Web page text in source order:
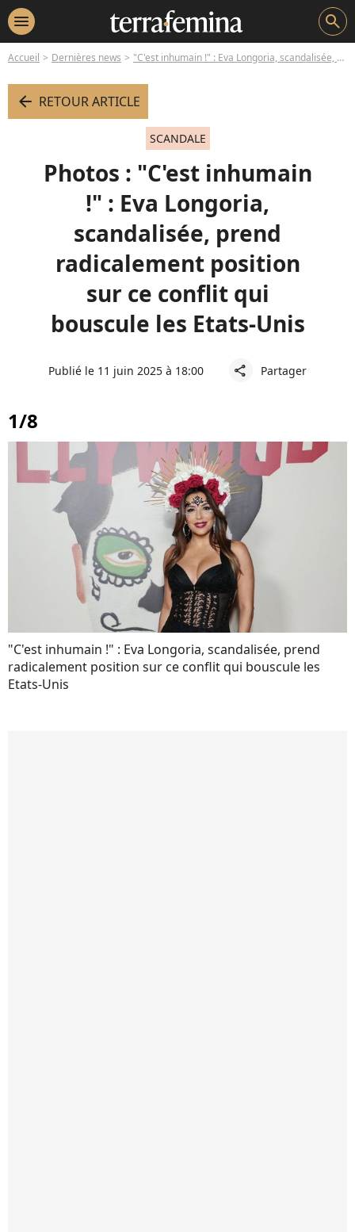
menu search
Accueil Dernières news "C'est inhumain !" : Eva Longoria, scandalisée, prend radicalement position sur ce conflit qui bouscule les Etats-Unis
arrow_left RETOUR ARTICLE
SCANDALE
Photos : "C'est inhumain
!" : Eva Longoria,
scandalisée, prend
radicalement position
sur ce conflit qui
bouscule les Etats-Unis
Publié le 11 juin 2025 à 18:00 share Partager
1/8
"C'est inhumain !" : Eva Longoria, scandalisée, prend
radicalement position sur ce conflit qui bouscule les
Etats-Unis